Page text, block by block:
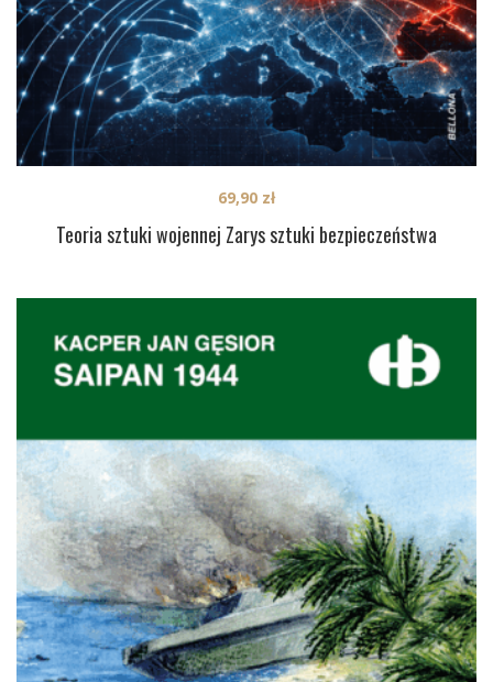
Teoria sztuki wojennej Zarys sztuki bezpieczeństwa
69,90 zł